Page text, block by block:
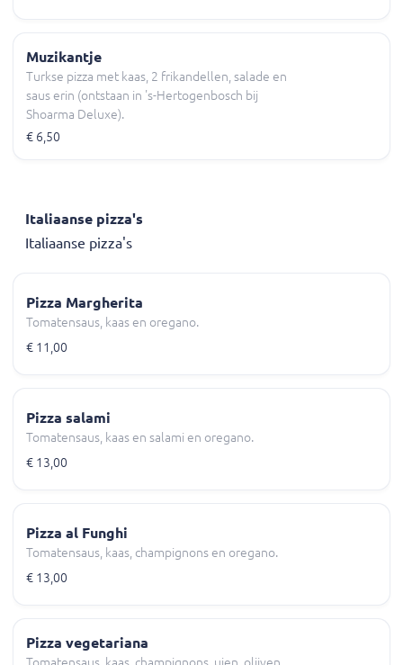
Muzikantje
Turkse pizza met kaas, 2 frikandellen, salade en
saus erin (ontstaan in 's-Hertogenbosch bij
Shoarma Deluxe).
€ 6,50
Italiaanse pizza's
Italiaanse pizza's
Pizza Margherita
Tomatensaus, kaas en oregano.
€ 11,00
Pizza salami
Tomatensaus, kaas en salami en oregano.
€ 13,00
Pizza al Funghi
Tomatensaus, kaas, champignons en oregano.
€ 13,00
Pizza vegetariana